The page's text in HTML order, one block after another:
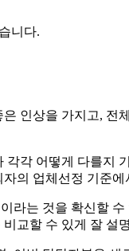
니다.
인상을 가지고, 전
각 어떻게 다를지
의 업체선정 기준
는 것을 확신할
교할 수 있게 잘 설